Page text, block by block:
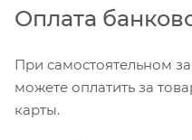
Оплата
При самостоятельном
можете оплатить за
карты.